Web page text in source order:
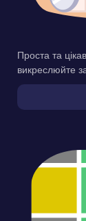
Проста та
викреслюйте